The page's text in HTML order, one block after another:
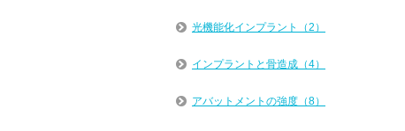
光機能化インプラント（2）
インプラントと骨造成（4）
アバットメントの強度（8）